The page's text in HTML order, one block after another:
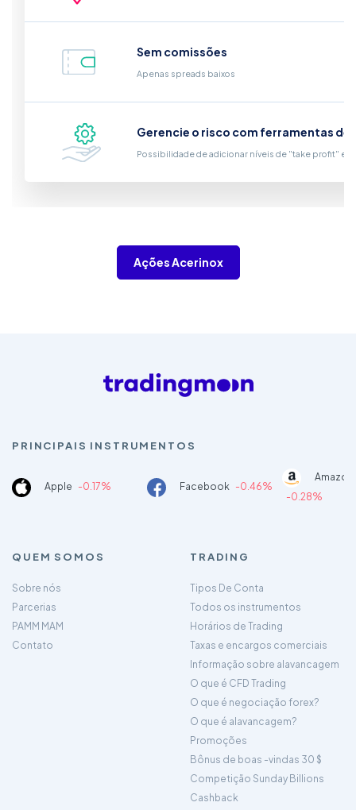
Sem comissões
Apenas spreads baixos
Gerencie o risco com ferramentas
Possibilidade de adicionar níveis de "take profit" e
Ações Acerinox
PRINCIPAIS INSTRUMENTOS
Apple -0.17% Facebook -0.46%
-0.28%
QUEM SOMOS
Sobre nós
Parcerias
PAMM MAM
Contato
TRADING
Tipos De Conta
Todos os instrumentos
Horários de Trading
Taxas e encargos comerciais
Informação sobre alavancagem
O que é CFD Trading
O que é negociação forex?
O que é alavancagem?
Promoções
Bônus de boas -vindas 30 $
Competição Sunday Billions
Cashback